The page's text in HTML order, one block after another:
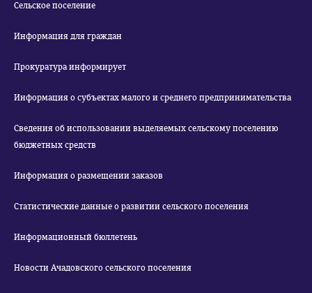
Сельское поселение
Информация для граждан
Прокуратура информирует
Информация о субъектах малого и среднего предпринимательства
Сведения об использовании выделяемых сельскому поселению
бюджетных средств
Информация о размещении заказов
Статистические данные о развитии сельского поселения
Информационный бюллетень
Новости Ачадовского сельского поселения